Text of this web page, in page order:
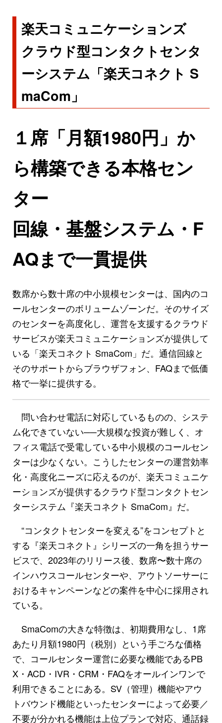
楽天コミュニケーションズ
クラウド型コンタクトセンタ
ーシステム「楽天コネクト S
maCom」
１席「月額1980円」か
ら構築できる本格セン
ター
回線・基盤システム・F
AQまで一貫提供
数席から数十席の中小規模センターは、国内のコ
ールセンターのボリュームゾーンだ。そのサイズ
のセンターを高度化し、運営を支援するクラウド
サービスが楽天コミュニケーションズが提供して
いる「楽天コネクト SmaCom」だ。通信回線と
そのサポートからブラウザフォン、FAQまで低価
格で一挙に提供する。
問い合わせ電話に対応しているものの、システ
ム化できていない──大規模な投資が難しく、オ
フィス電話で受電している中小規模のコールセン
ターは少なくない。こうしたセンターの運営効率
化・高度化ニーズに応えるのが、楽天コミュニケ
ーションズが提供するクラウド型コンタクトセン
ターシステム『楽天コネクト SmaCom』だ。
“コンタクトセンターを変える”をコンセプトと
する『楽天コネクト』シリーズの一角を担うサー
ビスで、2023年のリリース後、数席〜数十席の
インハウスコールセンターや、アウトソーサーに
おけるキャンペーンなどの案件を中心に採用され
ている。
SmaComの大きな特徴は、初期費用なし、1席
あたり月額1980円（税別）という手ごろな価格
で、コールセンター運営に必要な機能であるPB
X・ACD・IVR・CRM・FAQをオールインワンで
利用できることにある。SV（管理）機能やアウ
トバウンド機能といったセンターによって必要／
不要が分かれる機能は上位プランで対応、通話録